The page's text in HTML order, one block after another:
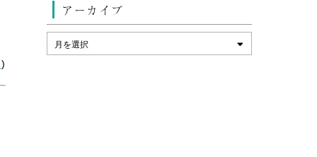
)
アーカイブ